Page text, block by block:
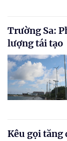
Trường Sa:
lượng tái tạo
Kêu gọi tăng